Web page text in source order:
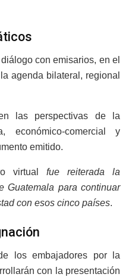
con emisarios, en el
agenda bilateral, regional
las perspectivas de la
económico-comercial y
emitido.
virtual fue reiterada la
Guatemala para continuar
con esos cinco países.
los embajadores por la
con la presentación